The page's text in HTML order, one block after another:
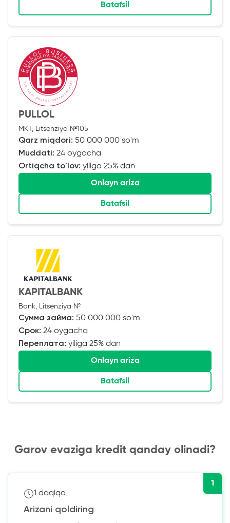
Batafsil
PULLOL
MKT, Litsenziya №105
Qarz miqdori: 50 000 000 so'm
Muddati: 24 oygacha
Ortiqcha to'lov: yiliga 25% dan
Onlayn ariza
Batafsil
KAPITALBANK
Bank, Litsenziya №
Сумма займа: 50 000 000 so'm
Срок: 24 oygacha
Переплата: yiliga 25% dan
Onlayn ariza
Batafsil
Garov evaziga kredit qanday olinadi?
1
1 daqiqa
Arizani qoldiring